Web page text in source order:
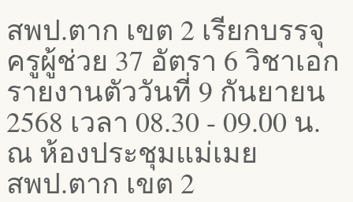
สพป.ตาก เขต 2 เรียกบรรจุ
ครูผู้ช่วย 37 อัตรา 6 วิชาเอก
รายงานตัววันที่ 9 กันยายน
2568 เวลา 08.30 - 09.00 น.
ณ ห้องประชุมแม่เมย
สพป.ตาก เขต 2